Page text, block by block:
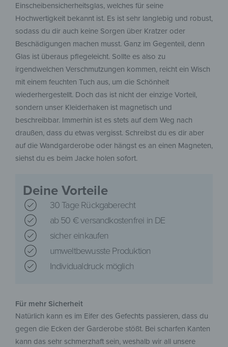
Einscheibensicherheitsglas, welches für seine
Hochwertigkeit bekannt ist. Es ist sehr langlebig und robust,
sodass du dir auch keine Sorgen über Kratzer oder
Beschädigungen machen musst. Ganz im Gegenteil, denn
Glas ist überaus pflegeleicht. Sollte es also zu
irgendwelchen Verschmutzungen kommen, reicht ein Wisch
mit einem feuchten Tuch aus, um die Schönheit
wiederhergestellt. Doch das ist nicht der einzige Vorteil,
sondern unser Kleiderhaken ist magnetisch und
beschreibbar. Immerhin ist es stets auf dem Weg nach
draußen, dass du etwas vergisst. Schreibst du es dir aber
auf die Wandgarderobe oder hängst es an einen Magneten,
siehst du es beim Jacke holen sofort.
Deine Vorteile
30 Tage Rückgaberecht
ab 50 € versandkostenfrei in DE
sicher einkaufen
umweltbewusste Produktion
Individualdruck möglich
Für mehr Sicherheit
Natürlich kann es im Eifer des Gefechts passieren, dass du
gegen die Ecken der Garderobe stößt. Bei scharfen Kanten
kann das sehr schmerzhaft sein, weshalb wir all unsere